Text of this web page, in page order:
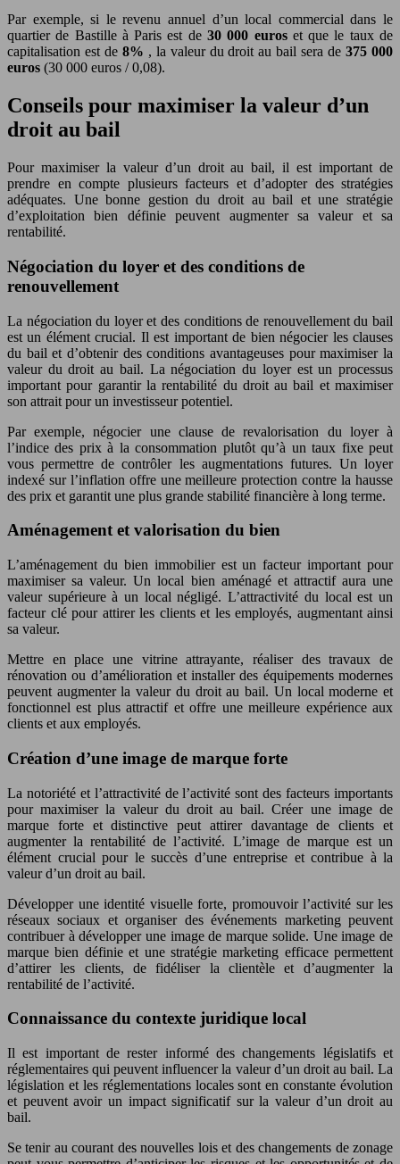
Par exemple, si le revenu annuel d’un local commercial dans le
quartier de Bastille à Paris est de 30 000 euros et que le taux de
capitalisation est de 8% , la valeur du droit au bail sera de375 000
euros (30 000 euros / 0,08).
Conseils pour maximiser la valeur d’un
droit au bail
Pour maximiser la valeur d’un droit au bail, il est important de
prendre en compte plusieurs facteurs et d’adopter des stratégies
adéquates. Une bonne gestion du droit au bail et une stratégie
d’exploitation bien définie peuvent augmenter sa valeur et sa
rentabilité.
Négociation du loyer et des conditions de
renouvellement
La négociation du loyer et des conditions de renouvellement du bail
est un élément crucial. Il est important de bien négocier les clauses
du bail et d’obtenir des conditions avantageuses pour maximiser la
valeur du droit au bail. La négociation du loyer est un processus
important pour garantir la rentabilité du droit au bail et maximiser
son attrait pour un investisseur potentiel.
Par exemple, négocier une clause de revalorisation du loyer à
l’indice des prix à la consommation plutôt qu’à un taux fixe peut
vous permettre de contrôler les augmentations futures. Un loyer
indexé sur l’inflation offre une meilleure protection contre la hausse
des prix et garantit une plus grande stabilité financière à long terme.
Aménagement et valorisation du bien
L’aménagement du bien immobilier est un facteur important pour
maximiser sa valeur. Un local bien aménagé et attractif aura une
valeur supérieure à un local négligé. L’attractivité du local est un
facteur clé pour attirer les clients et les employés, augmentant ainsi
sa valeur.
Mettre en place une vitrine attrayante, réaliser des travaux de
rénovation ou d’amélioration et installer des équipements modernes
peuvent augmenter la valeur du droit au bail. Un local moderne et
fonctionnel est plus attractif et offre une meilleure expérience aux
clients et aux employés.
Création d’une image de marque forte
La notoriété et l’attractivité de l’activité sont des facteurs importants
pour maximiser la valeur du droit au bail. Créer une image de
marque forte et distinctive peut attirer davantage de clients et
augmenter la rentabilité de l’activité. L’image de marque est un
élément crucial pour le succès d’une entreprise et contribue à la
valeur d’un droit au bail.
Développer une identité visuelle forte, promouvoir l’activité sur les
réseaux sociaux et organiser des événements marketing peuvent
contribuer à développer une image de marque solide. Une image de
marque bien définie et une stratégie marketing efficace permettent
d’attirer les clients, de fidéliser la clientèle et d’augmenter la
rentabilité de l’activité.
Connaissance du contexte juridique local
Il est important de rester informé des changements législatifs et
réglementaires qui peuvent influencer la valeur d’un droit au bail. La
législation et les réglementations locales sont en constante évolution
et peuvent avoir un impact significatif sur la valeur d’un droit au
bail.
Se tenir au courant des nouvelles lois et des changements de zonage